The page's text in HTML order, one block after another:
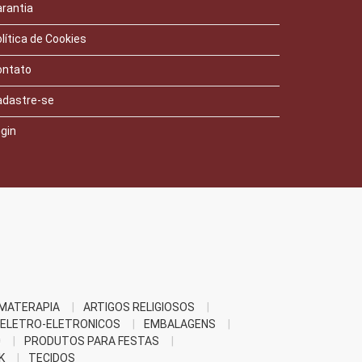
de Cookies
se
ARTIGOS RELIGIOSOS
ELETRO-ELETRONICOS
EMBALAGENS
PRODUTOS PARA FESTAS
TECIDOS